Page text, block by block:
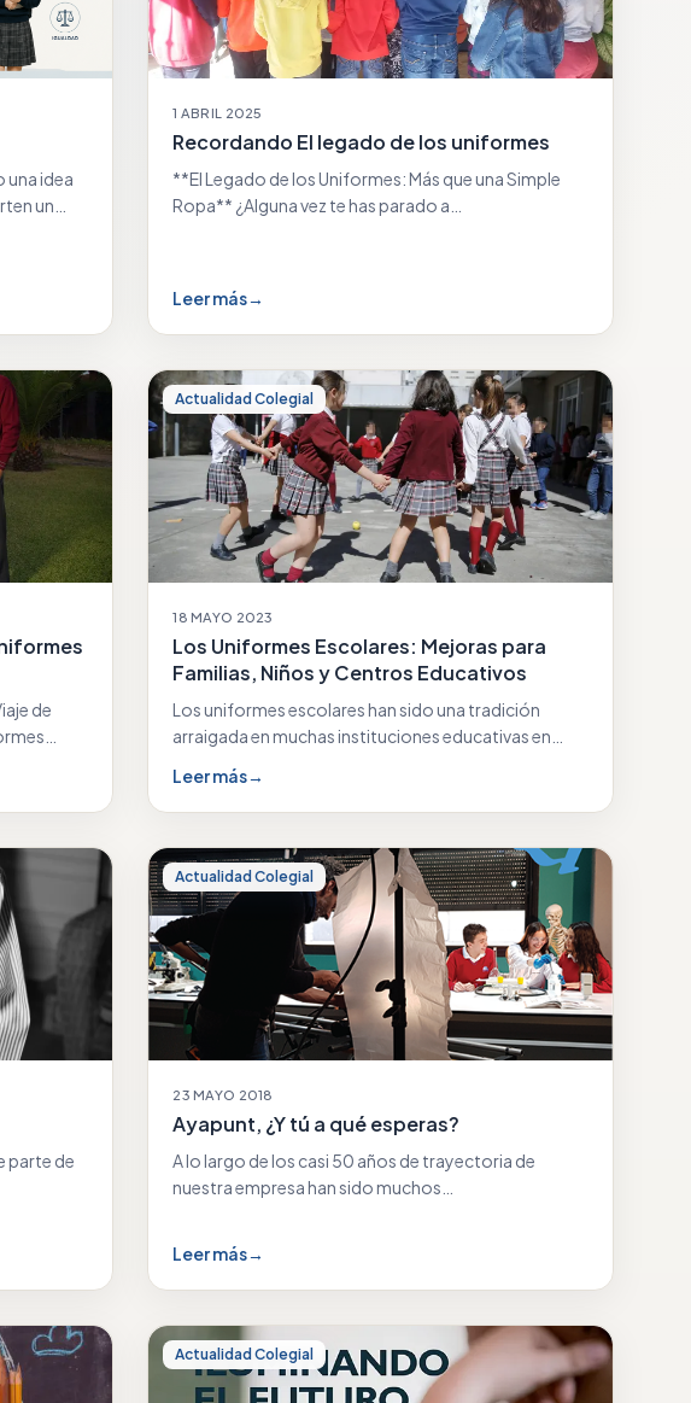
una idea
un
1 ABRIL 2025
Recordando El legado de los uniformes
**El Legado de los Uniformes: Más que una Simple
Ropa** ¿Alguna vez te has parado a…
Leer más→
de
Actualidad Colegial
18 MAYO 2023
Los Uniformes Escolares: Mejoras para
Familias, Niños y Centros Educativos
Los uniformes escolares han sido una tradición
arraigada en muchas instituciones educativas en
Leer más→
parte de
Actualidad Colegial
23 MAYO 2018
Ayapunt, ¿Y tú a qué esperas?
A lo largo de los casi 50 años de trayectoria de
nuestra empresa han sido muchos…
Leer más→
Actualidad Colegial